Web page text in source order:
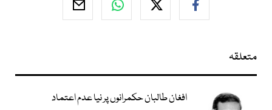
متعلقہ
افغان طالبان حکمرانوں پر نیا عدم اعتماد